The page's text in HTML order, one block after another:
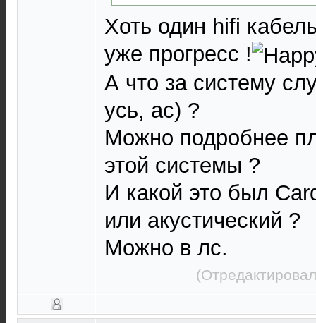
Хоть один hifi
уже прогресс !
А что за систему
усь, ас) ?
Можно подробнее
этой системы ?
И какой это был
или акустический ?
Можно в лс.